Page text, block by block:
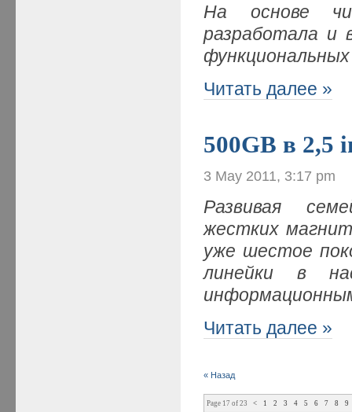
На основе
разработала и
Читать далее »
500GB в 2,5
3 May 2011, 3:17 pm
Развивая
жестких
уже шестое
линейки в
Читать далее »
« Назад
Page 17 of 23 < 1 2 3 4 5 6 7 8 9